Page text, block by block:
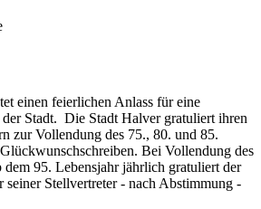
einen feierlichen Anlass für eine
der Stadt. Die Stadt Halver gratuliert ihren
zur Vollendung des 75., 80. und 85.
Bei Vollendung des
dem 95. Lebensjahr jährlich gratuliert der
seiner Stellvertreter - nach Abstimmung -